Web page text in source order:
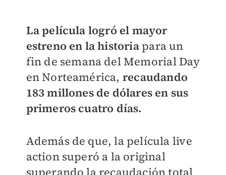
La película logró el mayor
estreno en la historia para un
fin de semana del Memorial Day
en Norteamérica, recaudando
183 millones de dólares en sus
primeros cuatro días.
Además de que, la película live
action superó a la original
superando la recaudación total